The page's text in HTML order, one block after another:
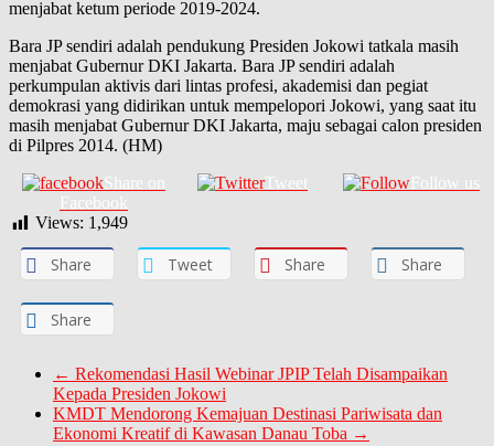
menjabat ketum periode 2019-2024.
Bara JP sendiri adalah pendukung Presiden Jokowi tatkala masih
menjabat Gubernur DKI Jakarta. Bara JP sendiri adalah
perkumpulan aktivis dari lintas profesi, akademisi dan pegiat
demokrasi yang didirikan untuk mempelopori Jokowi, yang saat itu
masih menjabat Gubernur DKI Jakarta, maju sebagai calon presiden
di Pilpres 2014. (HM)
Share on
Facebook
Tweet Follow us
Views: 1,949
Share Tweet Share Share
Share
← Rekomendasi Hasil Webinar JPIP Telah Disampaikan
Kepada Presiden Jokowi
KMDT Mendorong Kemajuan Destinasi Pariwisata dan
Ekonomi Kreatif di Kawasan Danau Toba →